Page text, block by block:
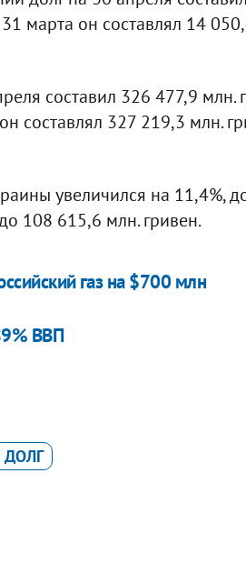
марта он составлял 14
составил 326 477,9 млн.
составлял 327 219,3 млн.
увеличился на 11,4%,
108 615,6 млн. гривен.
газ на $700 млн
ВВП